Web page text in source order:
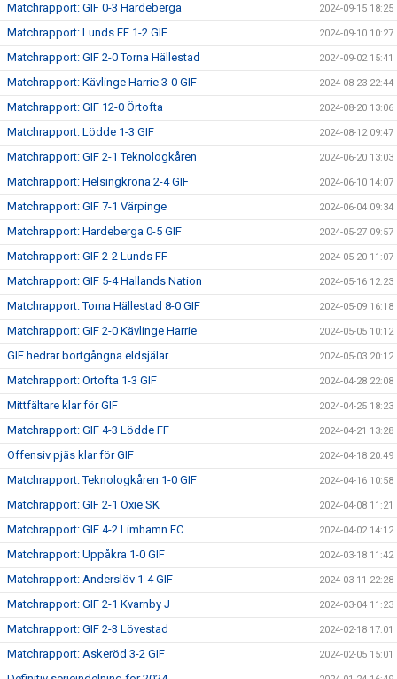
Matchrapport: GIF 0-3 Hardeberga 2024-09-15 18:25
Matchrapport: Lunds FF 1-2 GIF 2024-09-10 10:27
Matchrapport: GIF 2-0 Torna Hällestad 2024-09-02 15:41
Matchrapport: Kävlinge Harrie 3-0 GIF 2024-08-23 22:44
Matchrapport: GIF 12-0 Örtofta 2024-08-20 13:06
Matchrapport: Lödde 1-3 GIF 2024-08-12 09:47
Matchrapport: GIF 2-1 Teknologkåren 2024-06-20 13:03
Matchrapport: Helsingkrona 2-4 GIF 2024-06-10 14:07
Matchrapport: GIF 7-1 Värpinge 2024-06-04 09:34
Matchrapport: Hardeberga 0-5 GIF 2024-05-27 09:57
Matchrapport: GIF 2-2 Lunds FF 2024-05-20 11:07
Matchrapport: GIF 5-4 Hallands Nation 2024-05-16 12:23
Matchrapport: Torna Hällestad 8-0 GIF 2024-05-09 16:18
Matchrapport: GIF 2-0 Kävlinge Harrie 2024-05-05 10:12
GIF hedrar bortgångna eldsjälar 2024-05-03 20:12
Matchrapport: Örtofta 1-3 GIF 2024-04-28 22:08
Mittfältare klar för GIF 2024-04-25 18:23
Matchrapport: GIF 4-3 Lödde FF 2024-04-21 13:28
Offensiv pjäs klar för GIF 2024-04-18 20:49
Matchrapport: Teknologkåren 1-0 GIF 2024-04-16 10:58
Matchrapport: GIF 2-1 Oxie SK 2024-04-08 11:21
Matchrapport: GIF 4-2 Limhamn FC 2024-04-02 14:12
Matchrapport: Uppåkra 1-0 GIF 2024-03-18 11:42
Matchrapport: Anderslöv 1-4 GIF 2024-03-11 22:28
Matchrapport: GIF 2-1 Kvarnby J 2024-03-04 11:23
Matchrapport: GIF 2-3 Lövestad 2024-02-18 17:01
Matchrapport: Askeröd 3-2 GIF 2024-02-05 15:01